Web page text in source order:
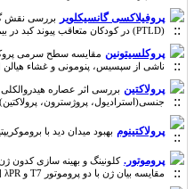
پروفیلاکسی گانسیکلویر بررسی نقش
(PTLD) در کودکان متعاقب پیوند کبد در بیمارستان نمازی شیراز [جلد 37، شماره 3]
پروکلسیتونین مقایسه سطح سرمی
ناشی از سپسیس، پنومونی و غشاء هیالن [جلد 37،
پرولاکتین
جنسی(استرادیول، پروژسترون، پرولاکتین) در
پرولاکتینوم بهبود میدان دید با بروموکریپتین در
پروموتور.
مقایسه بیان ژن با دو پروموتور T7 و λPR [جلد 37، شماره 4]